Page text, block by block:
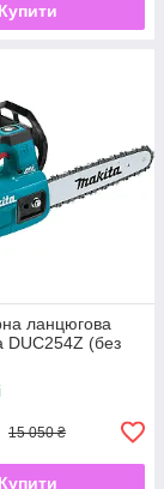
Купити
ланцюгова
DUC254Z (без
15 050 ₴
Купити